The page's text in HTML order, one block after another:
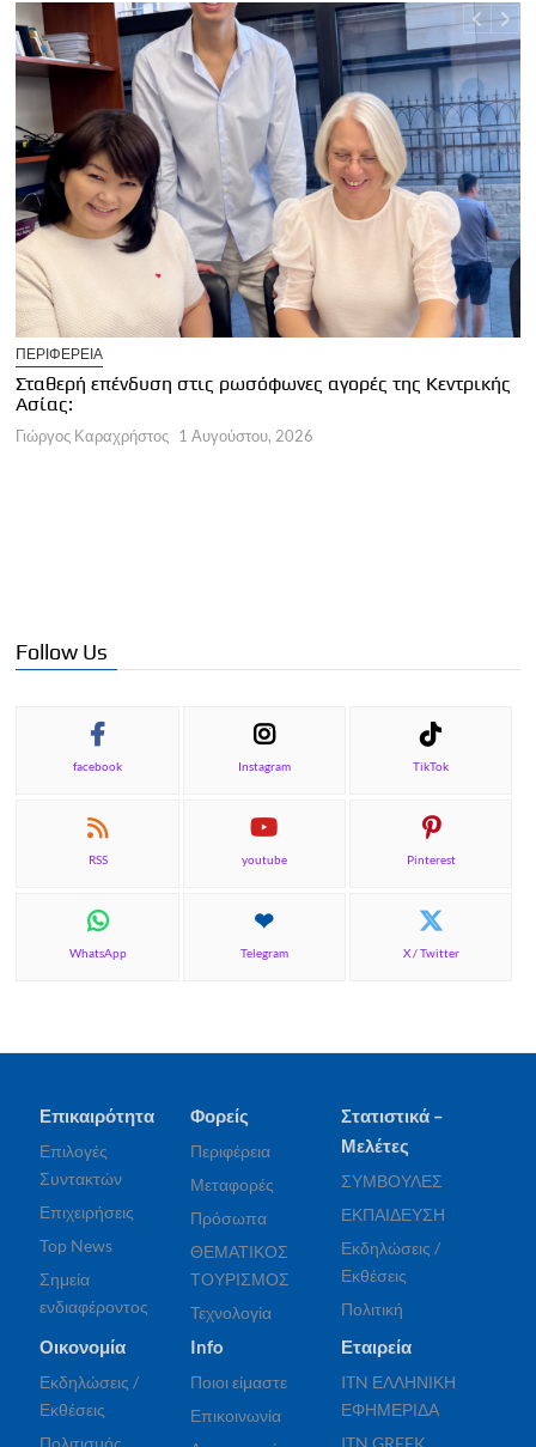
UNCATEGORIZED
Κρήτη: Άνοιξε η πλατφόρμα για δωρεάν προσωρινή
φιλοξενία πυρόπληκτων στο νότιο Ρέθυμνο
Follow Us
facebook Instagram TikTok
RSS youtube Pinterest
WhatsApp Telegram X / Twitter
Επικαιρότητα
Επιλογές
Συντακτών
Επιχειρήσεις
Top News
Σημεία
ενδιαφέροντος
Φορείς
Περιφέρεια
Μεταφορές
Πρόσωπα
ΘΕΜΑΤΙΚΟΣ
ΤΟΥΡΙΣΜΟΣ
Τεχνολογία
Στατιστικά –
Μελέτες
ΣΥΜΒΟΥΛΕΣ
ΕΚΠΑΙΔΕΥΣΗ
Εκδηλώσεις /
Εκθέσεις
Πολιτική
Οικονομία
Εκδηλώσεις /
Εκθέσεις
Πολιτισμός
Info
Ποιοι είμαστε
Επικοινωνία
Εταιρεία
ITN ΕΛΛΗΝΙΚΗ
ΕΦΗΜΕΡΙΔΑ
ITN GREEK